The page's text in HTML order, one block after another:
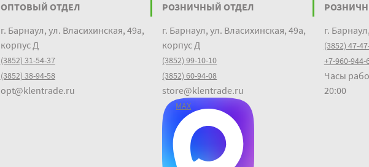
ОПТОВЫЙ ОТДЕЛ
г. Барнаул, ул. Власихинская, 49а,
корпус Д
(3852) 31-54-37
(3852) 38-94-58
opt@klentrade.ru
РОЗНИЧНЫЙ ОТДЕЛ
г. Барнаул, ул. Власихинская, 49а,
корпус Д
(3852) 99-10-10
(3852) 60-94-08
store@klentrade.ru
MAX
г.
(3852) 47-
+7-960-944-
Часы
20:00